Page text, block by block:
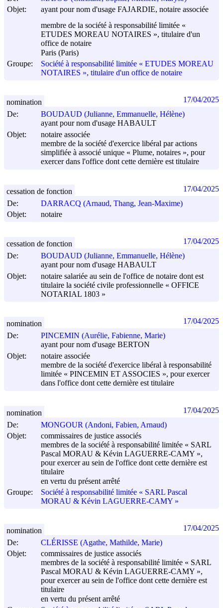
Objet:
ayant pour nom d'usage FAJARDIE, notaire associée
membre de la société à responsabilité limitée «
ETUDES MOREAU NOTAIRES », titulaire d'un
office de notaire
Paris (Paris)
Groupe:
Société à responsabilité limitée « ETUDES MOREAU
NOTAIRES », titulaire d'un office de notaire
De:
BOUDAUD (Julianne, Emmanuelle, Hélène)
ayant pour nom d'usage HABAULT
Objet:
notaire associée
membre de la société d'exercice libéral par actions
simplifiée à associé unique « Plume, notaires », pour
exercer dans l'office dont cette dernière est titulaire
nomination 17/04/2025
De:
DARRACQ (Arnaud, Thang, Jean-Maxime)
Objet:
notaire
cessation de fonction 17/04/2025
De:
BOUDAUD (Julianne, Emmanuelle, Hélène)
ayant pour nom d'usage HABAULT
Objet:
notaire salariée au sein de l'office de notaire dont est
titulaire la société civile professionnelle « OFFICE
NOTARIAL 1803 »
cessation de fonction 17/04/2025
De:
PINCEMIN (Aurélie, Fabienne, Marie)
ayant pour nom d'usage BERTON
Objet:
notaire associée
membre de la société d'exercice libéral à responsabilité
limitée « PINCEMIN ET ASSOCIES », pour exercer
dans l'office dont cette dernière est titulaire
nomination 17/04/2025
De:
MONGOUR (Andoni, Fabien, Arnaud)
Objet:
commissaires de justice associés
membres de la société à responsabilité limitée « SARL
Pascal MORAU & Kévin LAGUERRE-CAMY »,
pour exercer au sein de l'office dont cette dernière est
titulaire
en vertu du présent arrêté
Groupe:
Société à responsabilité limitée « SARL Pascal
MORAU & Kévin LAGUERRE-CAMY »
nomination 17/04/2025
De:
CLÉRISSE (Agathe, Mathilde, Marie)
Objet:
commissaires de justice associés
membres de la société à responsabilité limitée « SARL
Pascal MORAU & Kévin LAGUERRE-CAMY »,
pour exercer au sein de l'office dont cette dernière est
titulaire
en vertu du présent arrêté
nomination 17/04/2025